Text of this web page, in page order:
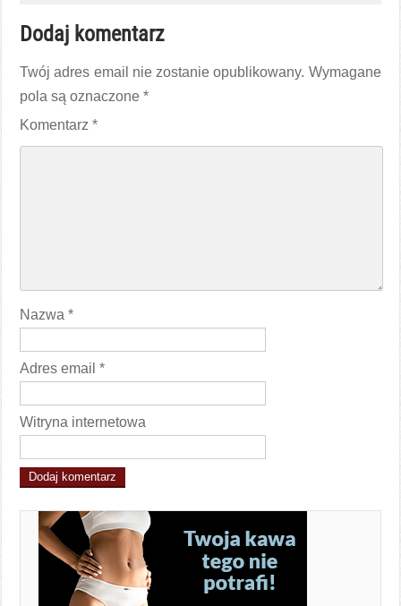
Dodaj komentarz
Twój adres email nie zostanie opublikowany. Wymagane
pola są oznaczone*
Komentarz*
Nazwa*
Adres email*
Witryna internetowa